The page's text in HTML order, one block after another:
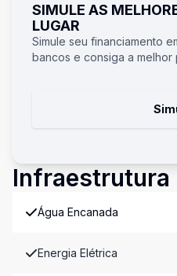
SIMULE AS
LUGAR
Simule seu financiamento
bancos e consiga a melhor
Infraestrutura
Água Encanada
Energia Elétrica